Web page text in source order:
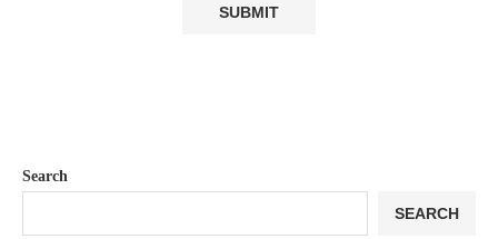
Search
SEARCH